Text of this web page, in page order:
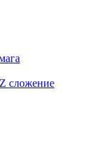
сложение